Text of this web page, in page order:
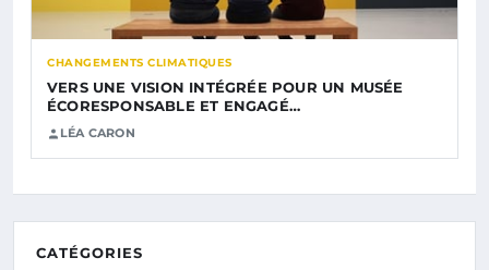
CHANGEMENTS CLIMATIQUES
VERS UNE VISION INTÉGRÉE POUR UN MUSÉE
ÉCORESPONSABLE ET ENGAGÉ…
LÉA CARON
CATÉGORIES